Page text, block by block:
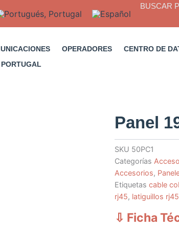
BUSCAR
OPERADORES CENTRO DE
Panel
SKU 50PC1
Categorías
Accesorios,
Etiquetas cable
rj45, latiguillos rj45
⇩ Ficha